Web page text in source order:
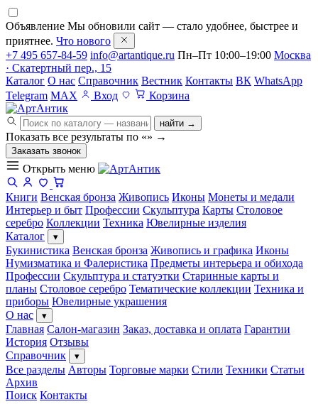
Объявление Мы обновили сайт — стало удобнее, быстрее и
приятнее. Что нового
+7 495 657-84-59 info@artantique.ru Пн–Пт 10:00–19:00 Москва
· Скатертный пер., 15
Каталог О нас Справочник Вестник Контакты ВК WhatsApp
Telegram MAX Вход Корзина
найти →
Показать все результаты по «» →
Заказать звонок
Открыть меню
Книги Венская бронза Живопись Иконы Монеты и медали
Интерьер и быт Профессии Скульптура Карты Столовое
серебро Коллекции Техника Ювелирные изделия
Каталог
▾
Букинистика Венская бронза Живопись и графика Иконы
Нумизматика и Фалеристика Предметы интерьера и обихода
Профессии Скульптура и статуэтки Старинные карты и
планы Столовое серебро Тематические коллекции Техника и
приборы Ювелирные украшения
О нас
▾
Главная Салон-магазин Заказ, доставка и оплата Гарантии
История Отзывы
Справочник
▾
Все разделы Авторы Торговые марки Стили Техники Статьи
Архив
Поиск Контакты